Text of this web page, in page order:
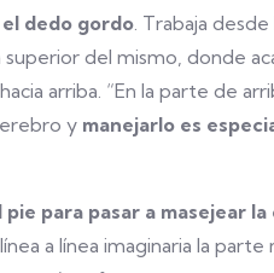
dedo gordo . Trabaja
del mismo, donde
arriba. “En la parte de
y manejarlo es
para pasar a masejear
a línea imaginaria la